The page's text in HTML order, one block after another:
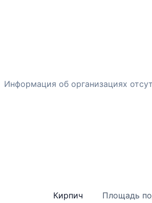
Информация об организациях
Кирпич Площадь